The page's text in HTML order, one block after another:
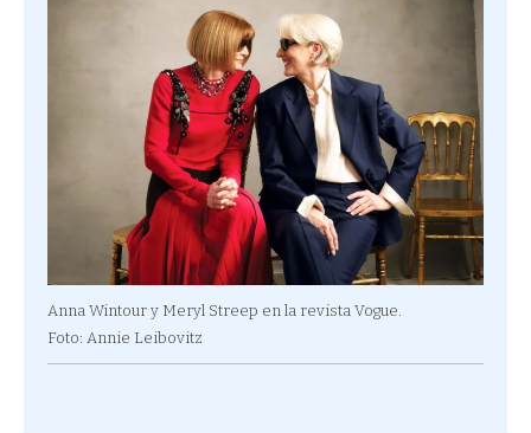
Anna Wintour y Meryl Streep en la revista Vogue.
Foto: Annie Leibovitz